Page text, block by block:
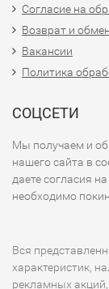
Согласие на
Возврат и обмен
Вакансии
Политика
СОЦСЕТИ
Мы получаем и
нашего сайта в
даете согласия
необходимо
Вся
характеристик,
рекламных